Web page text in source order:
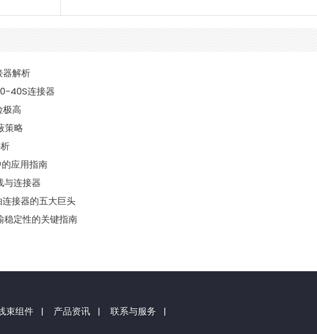
器解析
40S连接器
极高
策略
应用指南
与连接器
接器的五大巨头
稳定性的关键指南
束组件 | 产品资讯 | 联系与服务 |